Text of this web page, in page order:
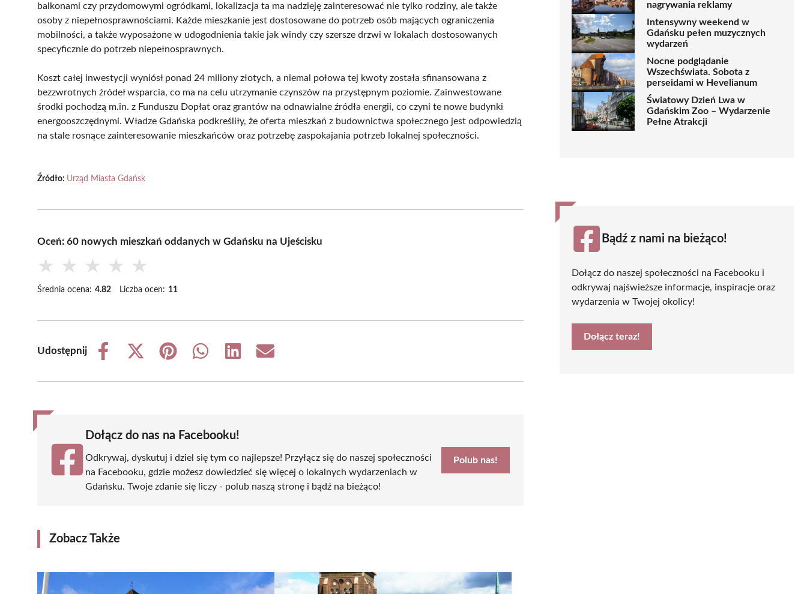
balkonami czy przydomowymi ogródkami, lokalizacja ta ma nadzieję zainteresować nie tylko rodziny, ale także
osoby z niepełnosprawnościami. Każde mieszkanie jest dostosowane do potrzeb osób mających ograniczenia
mobilności, a także wyposażone w udogodnienia takie jak windy czy szersze drzwi w lokalach dostosowanych
specyficznie do potrzeb niepełnosprawnych.
Koszt całej inwestycji wyniósł ponad 24 miliony złotych, a niemal połowa tej kwoty została sfinansowana z
bezzwrotnych źródeł wsparcia, co ma na celu utrzymanie czynszów na przystępnym poziomie. Zainwestowane
środki pochodzą m.in. z Funduszu Dopłat oraz grantów na odnawialne źródła energii, co czyni te nowe budynki
energooszczędnymi. Władze Gdańska podkreśliły, że oferta mieszkań z budownictwa społecznego jest odpowiedzią
na stale rosnące zainteresowanie mieszkańców oraz potrzebę zaspokajania potrzeb lokalnej społeczności.
Źródło: Urząd Miasta Gdańsk
Oceń: 60 nowych mieszkań oddanych w Gdańsku na Ujeścisku
★ ★ ★ ★ ★
Średnia ocena: 4.82 Liczba ocen: 11
Udostępnij
Share
Share
(Twitter)
Share
Share
Share
Share
Dołącz do nas na Facebooku!
Odkrywaj, dyskutuj i dziel się tym co najlepsze! Przyłącz się do naszej społeczności
na Facebooku, gdzie możesz dowiedzieć się więcej o lokalnych wydarzeniach w
Gdańsku. Twoje zdanie się liczy - polub naszą stronę i bądź na bieżąco!
Polub nas!
Zobacz Także
nagrywania reklamy
Intensywny weekend w
Gdańsku pełen muzycznych
wydarzeń
Nocne podglądanie
Wszechświata. Sobota z
perseidami w Hevelianum
Światowy Dzień Lwa w
Gdańskim Zoo – Wydarzenie
Pełne Atrakcji
Bądź z nami na bieżąco!
Dołącz do naszej społeczności na Facebooku i
odkrywaj najświeższe informacje, inspiracje oraz
wydarzenia w Twojej okolicy!
Dołącz teraz!